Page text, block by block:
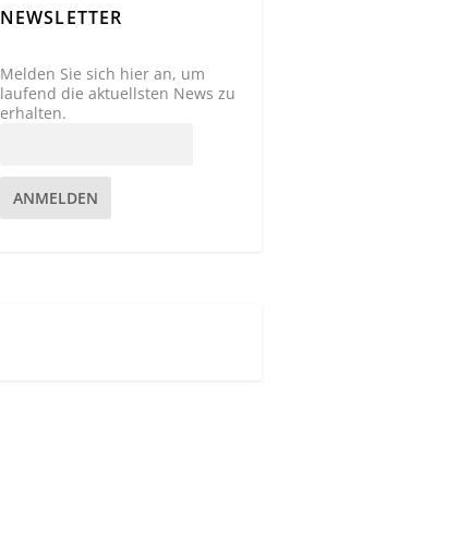
NEWSLETTER
Melden Sie sich hier an, um
laufend die aktuellsten News zu
erhalten.
ANMELDEN